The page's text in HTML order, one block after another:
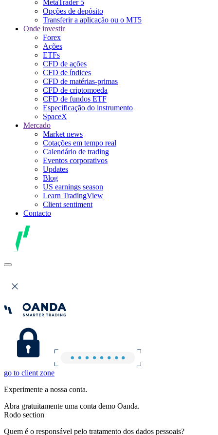
MetaTrader 5
Opções de depósito
Transferir a aplicação ou o MT5
Onde investir
Forex
Ações
ETFs
CFD de ações
CFD de índices
CFD de matérias-primas
CFD de criptomoeda
CFD de fundos ETF
Especificação do instrumento
SpaceX
Mercado
Market news
Cotações em tempo real
Calendário de trading
Eventos corporativos
Updates
Blog
US earnings season
Learn TradingView
Client sentiment
Contacto
go to client zone
Experimente a nossa conta.
Abra gratuitamente uma conta demo Oanda.
Rodo section
Quem é o responsável pelo tratamento dos dados pessoais?